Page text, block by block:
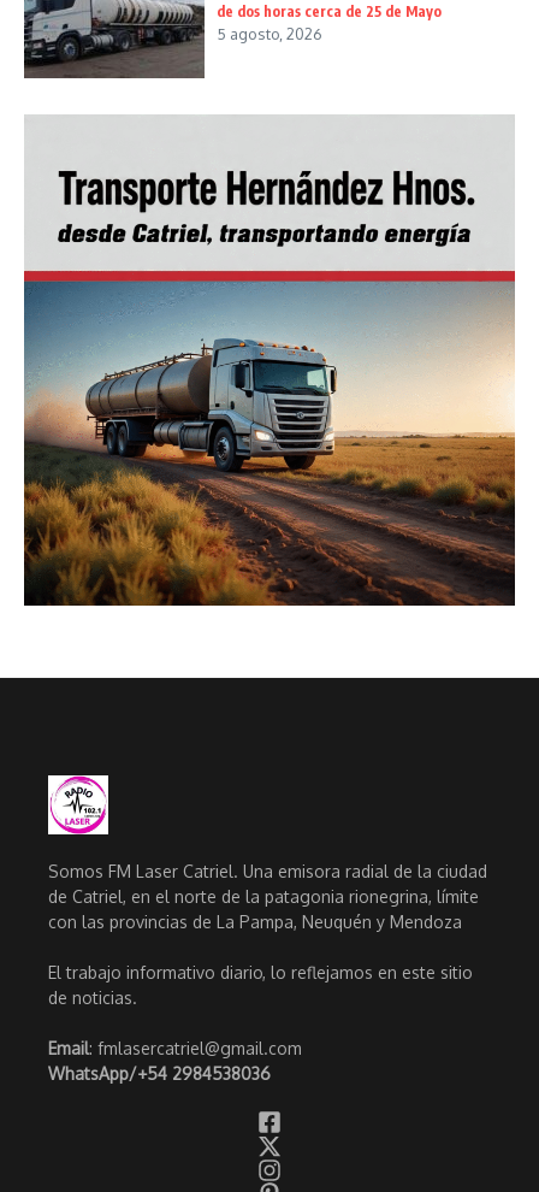
de dos horas cerca de 25 de Mayo
5 agosto, 2026
Somos FM Laser Catriel. Una emisora radial de la ciudad
de Catriel, en el norte de la patagonia rionegrina, límite
con las provincias de La Pampa, Neuquén y Mendoza
El trabajo informativo diario, lo reflejamos en este sitio
de noticias.
Email: fmlasercatriel@gmail.com
WhatsApp/+54 2984538036